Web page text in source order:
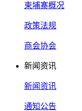
柬埔寨概况
政策法规
商会协会
新闻资讯
新闻资讯
通知公告